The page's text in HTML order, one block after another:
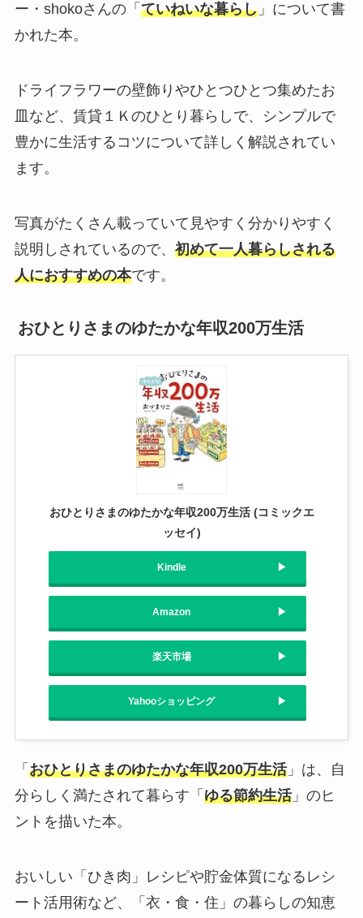
ー・shokoさんの「 ていねいな暮らし」について書
かれた本。
ドライフラワーの壁飾りやひとつひとつ集めたお
皿など、賃貸１Ｋのひとり暮らしで、シンプルで
豊かに生活するコツについて詳しく解説されてい
ます。
写真がたくさん載っていて見やすく分かりやすく
説明しされているので、 初めて一人暮らしされる
人におすすめの本です。
おひとりさまのゆたかな年収200万生活
おひとりさまのゆたかな年収200万生活 (コミックエ
ッセイ)
Kindle
Amazon
楽天市場
Yahooショッピング
「 おひとりさまのゆたかな年収200万生活」は、自
分らしく満たされて暮らす「 ゆる節約生活」のヒ
ントを描いた本。
おいしい「ひき肉」レシピや貯金体質になるレシ
ート活用術など、「衣・食・住」の暮らしの知恵